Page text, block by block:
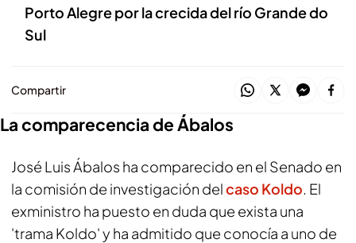
Porto Alegre por la crecida del río Grande do
Sul
Compartir
La comparecencia de Ábalos
José Luis Ábalos ha comparecido en el Senado en
la comisión de investigación delcaso Koldo. El
exministro ha puesto en duda que exista una
'trama Koldo' y ha admitido que conocía a uno de